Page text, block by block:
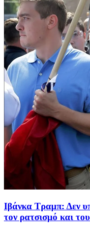
Ιβάνκα Τραμπ: Δεν
τον ρατσισμό και